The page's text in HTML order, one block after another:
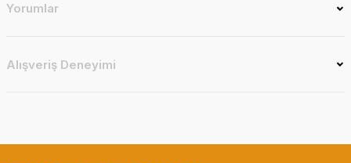
Yorumlar
Alışveriş Deneyimi